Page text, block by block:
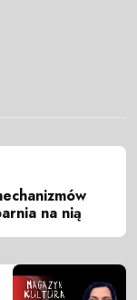
na nią